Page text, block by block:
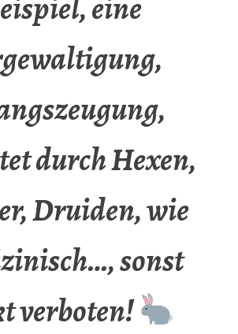
durch Hexen,
Druiden, wie
sonst
verboten!